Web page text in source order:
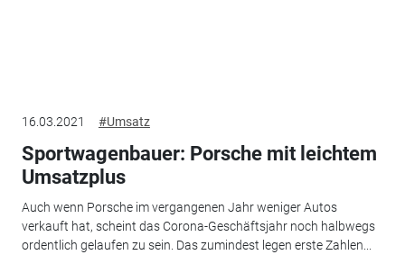
16.03.2021 #Umsatz
Sportwagenbauer: Porsche mit leichtem
Umsatzplus
Auch wenn Porsche im vergangenen Jahr weniger Autos
verkauft hat, scheint das Corona-Geschäftsjahr noch halbwegs
ordentlich gelaufen zu sein. Das zumindest legen erste Zahlen...